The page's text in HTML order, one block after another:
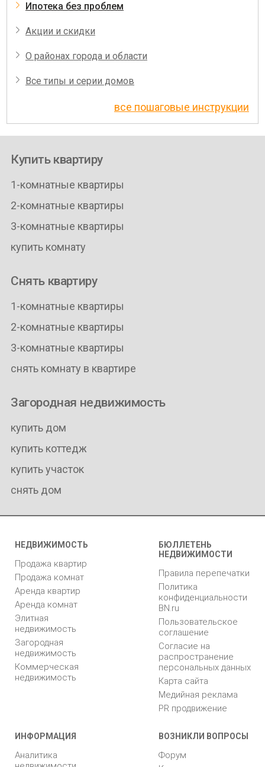
Ипотека без проблем
Акции и скидки
О районах города и области
Все типы и серии домов
все пошаговые инструкции
Купить квартиру
1-комнатные квартиры
2-комнатные квартиры
3-комнатные квартиры
купить комнату
Снять квартиру
1-комнатные квартиры
2-комнатные квартиры
3-комнатные квартиры
снять комнату в квартире
Загородная недвижимость
купить дом
купить коттедж
купить участок
снять дом
НЕДВИЖИМОСТЬ
Продажа квартир
Продажа комнат
Аренда квартир
Аренда комнат
Элитная
недвижимость
Загородная
недвижимость
Коммерческая
недвижимость
БЮЛЛЕТЕНЬ
НЕДВИЖИМОСТИ
Правила перепечатки
Политика
конфиденциальности
BN.ru
Пользовательское
соглашение
Согласие на
распространение
персональных данных
Карта сайта
Медийная реклама
PR продвижение
ИНФОРМАЦИЯ
Аналитика
ВОЗНИКЛИ ВОПРОСЫ
Форум